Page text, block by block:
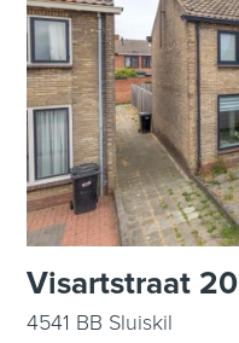
Visartstraat 20
4541 BB Sluiskil